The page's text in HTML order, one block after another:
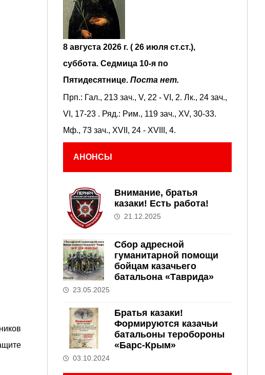
8 августа 2026 г. ( 26 июля ст.ст.),
суббота. Седмица 10-я по
Пятидесятнице. Поста нет.
Прп.: Гал., 213 зач., V, 22 - VI, 2. Лк., 24 зач.,
VI, 17-23 . Ряд.: Рим., 119 зач., XV, 30-33.
Мф., 73 зач., XVII, 24 - XVIII, 4.
АНОНСЫ
Внимание, братья
казаки! Есть работа!
21.12.2025
Сбор адресной
гуманитарной помощи
бойцам казачьего
батальона «Таврида»
23.05.2025
Братья казаки!
Формируются казачьи
батальоны теробороны
«Барс-Крым»
03.10.2024